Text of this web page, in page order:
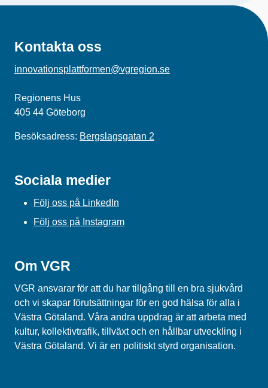
Kontakta oss
innovationsplattformen@vgregion.se
Regionens Hus
405 44 Göteborg
Besöksadress: Bergslagsgatan 2
Sociala medier
Följ oss på LinkedIn
Följ oss på Instagram
Om VGR
VGR ansvarar för att du har tillgång till en bra sjukvård
och vi skapar förutsättningar för en god hälsa för alla i
Västra Götaland. Våra andra uppdrag är att arbeta med
kultur, kollektivtrafik, tillväxt och en hållbar utveckling i
Västra Götaland. Vi är en politiskt styrd organisation.